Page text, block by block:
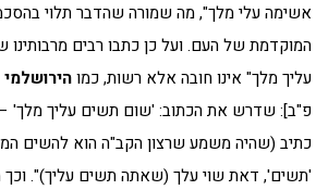
אשימה עלי מלך", מה שמורה שהדבר תלוי
המוקדמת של העם. ועל כן כתבו רבים
עליך מלך" אינו חובה אלא רשות, כמוהירושלמי
פ"ב]: שדרש את הכתוב: 'שום תשים עליך מלך'
כתיב (שהיה משמע שרצון הקב"ה הוא להשים
'תשים', דאת שוי עלך (שאתה תשים עליך)".